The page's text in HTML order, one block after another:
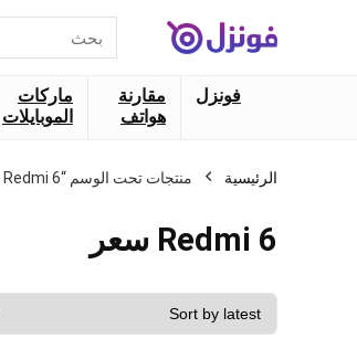
عن:
فونزل
مقارنة
هواتف
ماركات
الموبايلات
الرئيسية منتجات تحت الوسم “Redmi 6 سعر”
Redmi 6 سعر